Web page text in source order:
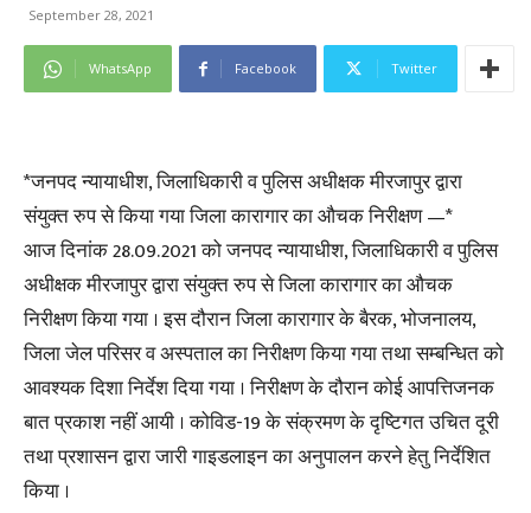
September 28, 2021
WhatsApp Facebook Twitter
*जनपद न्यायाधीश, जिलाधिकारी व पुलिस अधीक्षक मीरजापुर द्वारा
संयुक्त रुप से किया गया जिला कारागार का औचक निरीक्षण —*
आज दिनांक 28.09.2021 को जनपद न्यायाधीश, जिलाधिकारी व पुलिस
अधीक्षक मीरजापुर द्वारा संयुक्त रुप से जिला कारागार का औचक
निरीक्षण किया गया । इस दौरान जिला कारागार के बैरक, भोजनालय,
जिला जेल परिसर व अस्पताल का निरीक्षण किया गया तथा सम्बन्धित को
आवश्यक दिशा निर्देश दिया गया । निरीक्षण के दौरान कोई आपत्तिजनक
बात प्रकाश नहीं आयी । कोविड-19 के संक्रमण के दृष्टिगत उचित दूरी
तथा प्रशासन द्वारा जारी गाइडलाइन का अनुपालन करने हेतु निर्देशित
किया ।